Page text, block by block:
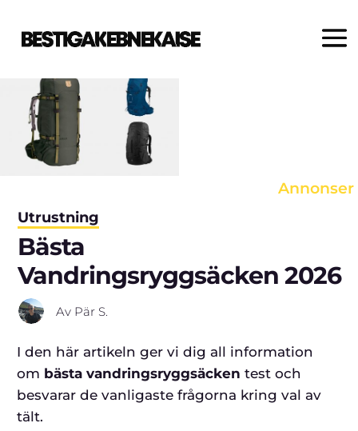
Annonser
av våra redaktörer. Om du klickar
på en länk och gör ett köp, kan vi
Utrustning
Bästa
Vandringsryggsäcken 2026
Av Pär S.
I den här artikeln ger vi dig all information
om bästa vandringsryggsäcken test och
besvarar de vanligaste frågorna kring val av
tält.